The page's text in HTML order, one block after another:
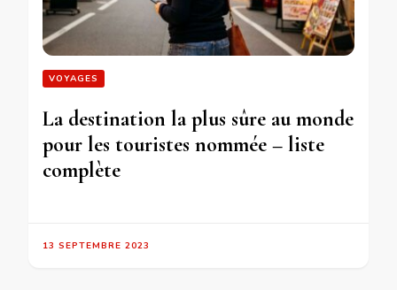
VOYAGES
La destination la plus sûre au monde
pour les touristes nommée – liste
complète
13 SEPTEMBRE 2023